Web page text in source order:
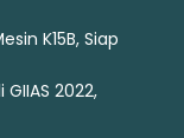
K15B, Siap
2022,